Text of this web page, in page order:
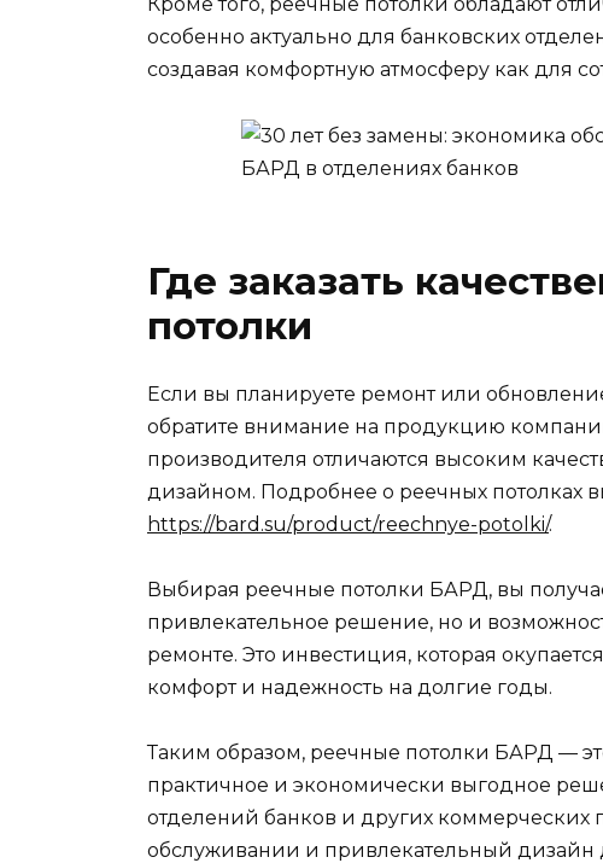
Кроме того, реечные потолки обладают
особенно актуально для банковских
создавая комфортную атмосферу как для
Где заказать
потолки
Если вы планируете ремонт или
обратите внимание на продукцию
производителя отличаются высоким
дизайном. Подробнее о реечных потолках
https://bard.su/product/reechnye-potolki/.
Выбирая реечные потолки БАРД, вы
привлекательное решение, но и
ремонте. Это инвестиция, которая
комфорт и надежность на долгие годы.
Таким образом, реечные потолки БАРД —
практичное и экономически выгодное
отделений банков и других коммерческих
обслуживании и привлекательный